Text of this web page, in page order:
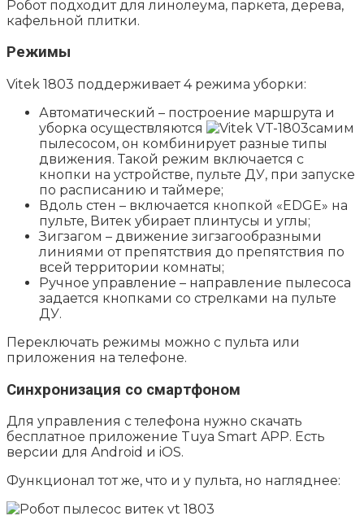
Робот подходит для линолеума, паркета, дерева,
кафельной плитки.
Режимы
Vitek 1803 поддерживает 4 режима уборки:
Автоматический – построение маршрута и
уборка осуществляются
самим
пылесосом, он комбинирует разные типы
движения. Такой режим включается с
кнопки на устройстве, пульте ДУ, при запуске
по расписанию и таймере;
Вдоль стен – включается кнопкой «EDGE» на
пульте, Витек убирает плинтусы и углы;
Зигзагом – движение зигзагообразными
линиями от препятствия до препятствия по
всей территории комнаты;
Ручное управление – направление пылесоса
задается кнопками со стрелками на пульте
ДУ.
Переключать режимы можно с пульта или
приложения на телефоне.
Синхронизация со смартфоном
Для управления с телефона нужно скачать
бесплатное приложение Tuya Smart APP. Есть
версии для Android и iOS.
Функционал тот же, что и у пульта, но нагляднее: